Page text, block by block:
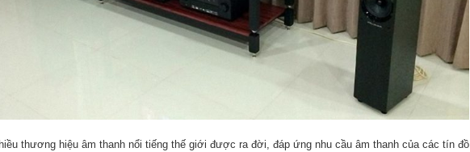
thương hiệu âm thanh nổi tiếng thế giới được ra đời, đáp ứng nhu cầu âm thanh của các tín đồ